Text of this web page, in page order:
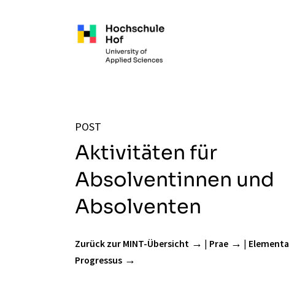
POST
Aktivitäten für
Absolventinnen und
Absolventen
Zurück zur MINT-Übersicht | Prae | Elementa
Progressus